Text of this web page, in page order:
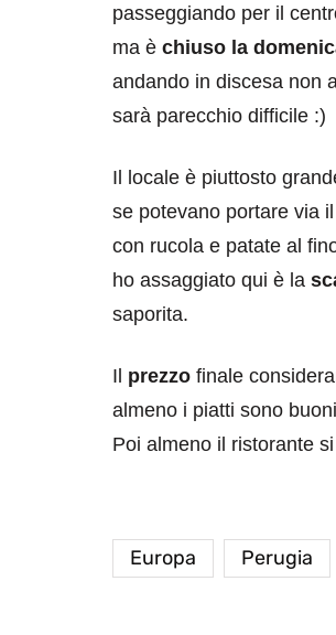
passeggiando per il
ma è chiuso la
andando in discesa non
sarà parecchio difficile :)
Il locale è piuttosto
se potevano portare via
con rucola e patate al
ho assaggiato qui è la
saporita.
Il prezzo finale
almeno i piatti sono
Poi almeno il ristorante
Europa Perugia